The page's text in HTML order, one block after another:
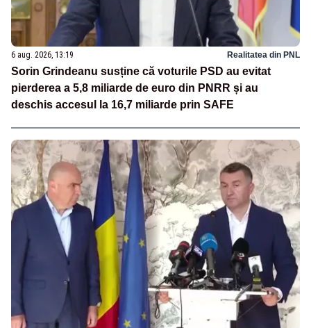
6 aug. 2026, 13:19 Realitatea din PNL
Sorin Grindeanu susține că voturile PSD au evitat
pierderea a 5,8 miliarde de euro din PNRR și au
deschis accesul la 16,7 miliarde prin SAFE